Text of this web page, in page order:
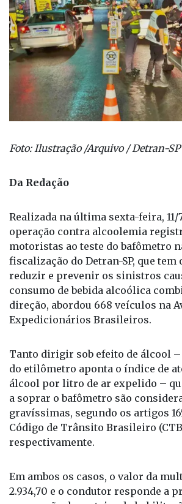
Realizada na última sexta-feira, 11/
operação contra alcoolemia
motoristas ao teste do bafômetro
fiscalização do Detran-SP, que tem
reduzir e prevenir os sinistros
consumo de bebida alcoólica
direção, abordou 668 veículos na
Tanto dirigir sob efeito de álcool –
do etilômetro aponta o índice de
álcool por litro de ar expelido –
a soprar o bafômetro são
gravíssimas, segundo os artigos 165
Código de Trânsito Brasileiro (CTB),
Em ambos os casos, o valor da